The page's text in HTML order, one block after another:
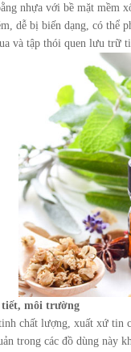
nhựa với bề mặt mềm
dễ bị biến dạng, có thể
và tập thói quen lưu trữ
môi trường
chất lượng, xuất xứ tin
trong các đồ dùng